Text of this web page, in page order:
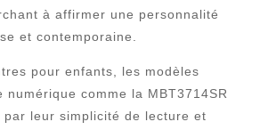
à affirmer une personnalité
et contemporaine.
pour enfants, les modèles
numérique comme la MBT3714SR
par leur simplicité de lecture et